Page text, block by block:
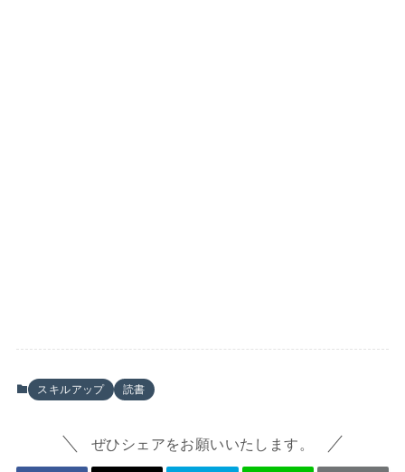
スキルアップ 読書
ぜひシェアをお願いいたします。